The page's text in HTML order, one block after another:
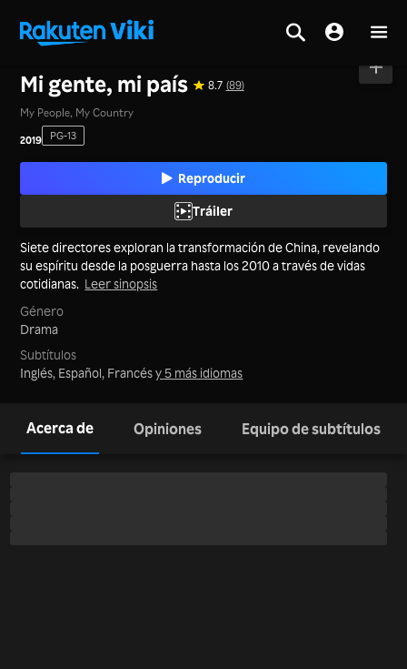
Mi gente, mi país 8.7 (89)
My People, My Country
2019 PG-13
Reproducir
Tráiler
Siete directores exploran la transformación de China, revelando
su espíritu desde la posguerra hasta los 2010 a través de vidas
cotidianas. Leer sinopsis
Género
Drama
Subtítulos
Inglés, Español, Francésy 5 más idiomas
Acerca de Opiniones Equipo de subtítulos